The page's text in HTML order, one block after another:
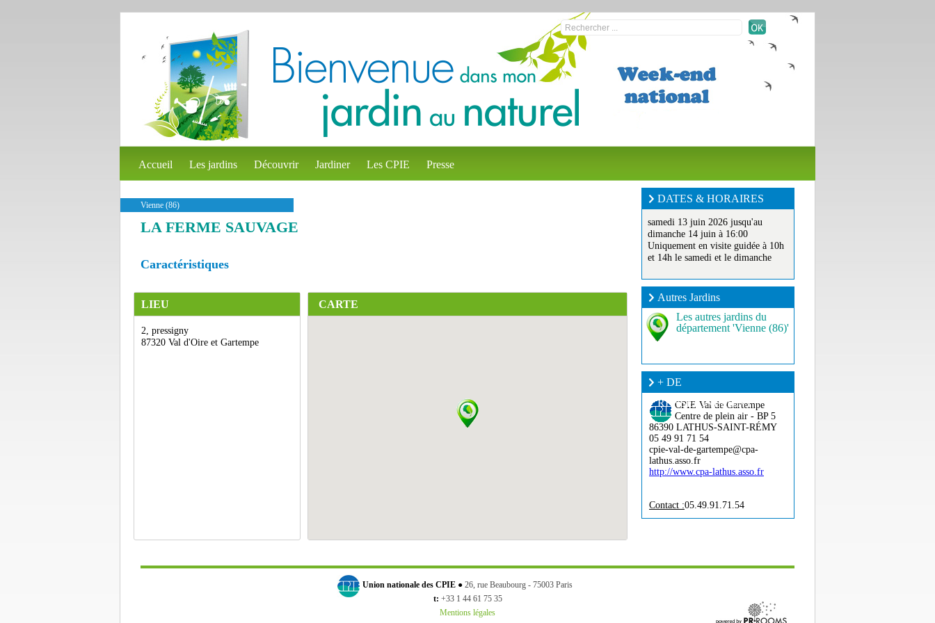
Accueil Les jardins Découvrir Jardiner Les CPIE Presse
Vienne (86)
LA FERME SAUVAGE
Caractéristiques
LIEU
2, pressigny
87320 Val d'Oire et Gartempe
CARTE
DATES & HORAIRES
samedi 13 juin 2026 jusqu'au
dimanche 14 juin à 16:00
Uniquement en visite guidée à 10h
et 14h le samedi et le dimanche
Autres Jardins
Les autres jardins du
département 'Vienne (86)'
+ DE
RENSEIGNEMENT ?
CPIE Val de Gartempe
Centre de plein air - BP 5
86390 LATHUS-SAINT-RÉMY
05 49 91 71 54
cpie-val-de-gartempe@cpa-
lathus.asso.fr
http://www.cpa-lathus.asso.fr
Contact :05.49.91.71.54
Union nationale des CPIE ● 26, rue Beaubourg - 75003 Paris
t: +33 1 44 61 75 35
Mentions légales